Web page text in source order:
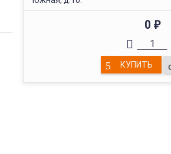
0 ₽
КУПИТЬ